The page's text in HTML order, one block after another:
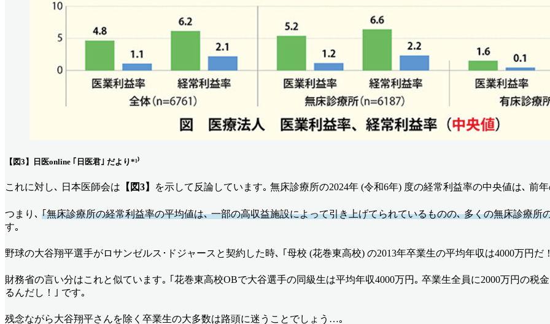
【図3】日医online ｢日医君｣ だより*¹⁾
これに対し､ 日本医師会は 【図3】 を示して反論しています｡ 無床診療所の2024年 (令和6年) 度の経常利益率の中央値は､ 前
つまり､ ｢無床診療所の経常利益率の平均値は､ 一部の高収益施設によって引き上げてられているものの､ 多くの無床診療所
す｡
野球の大谷翔平選手がロサンゼルス･ドジャースと契約した時､ ｢母校 (花巻東高校) の2013年卒業生の平均年収は4000万円
財務省の言い分はこれと似ています｡ ｢花巻東高校OBで大谷選手の同級生は平均年収4000万円｡ 卒業生全員に2000万円の
るんだし！｣ です｡
残念ながら大谷翔平さんを除く卒業生の大多数は路頭に迷うことでしょう…｡